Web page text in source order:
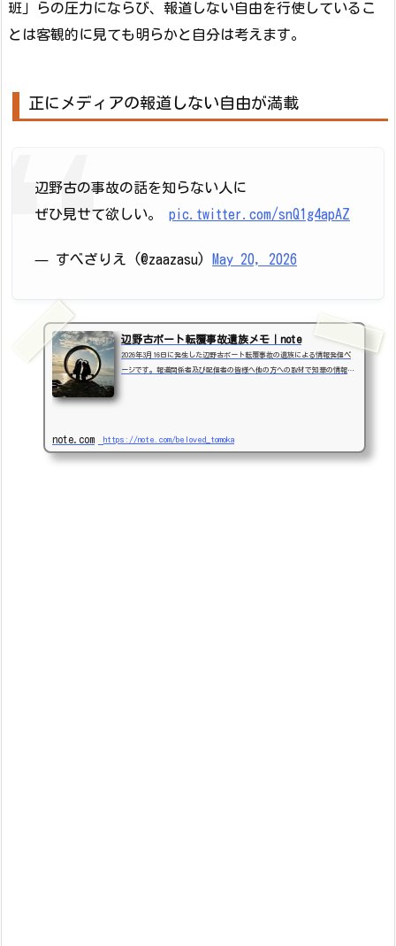
班」らの圧力にならび、報道しない自由を行使しているこ
とは客観的に見ても明らかと自分は考えます。
正にメディアの報道しない自由が満載
辺野古の事故の話を知らない人に
ぜひ見せて欲しい。 pic.twitter.com/snQ1g4apAZ
— すべざりえ (@zaazasu) May 20, 2026
辺野古ボート転覆事故遺族メモ｜note
2026年3月16日に発生した辺野古ボート転覆事故の遺族による情報発信ペ
ージです。報道関係者及び配信者の皆様へ他の方への取材で知華の情報を
note.com https://note.com/beloved_tomoka